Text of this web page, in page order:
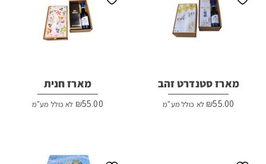
מארז סטנדרט זהב
₪55.00 לא כולל מע"מ
מארז חנית
₪55.00 לא כולל מע"מ